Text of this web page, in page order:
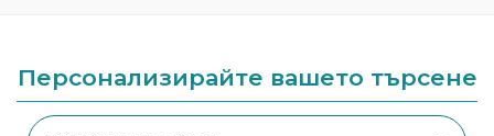
Персонализирайте вашето търсене